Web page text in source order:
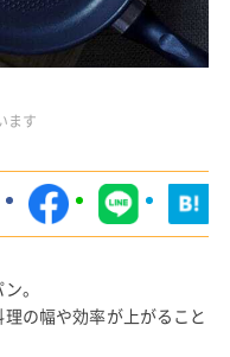
ます
。
の幅や効率が上がること